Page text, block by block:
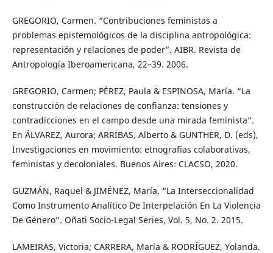
GREGORIO, Carmen. “Contribuciones feministas a
problemas epistemológicos de la disciplina antropológica:
representación y relaciones de poder”. AIBR. Revista de
Antropología Iberoamericana, 22–39. 2006.
GREGORIO, Carmen; PÉREZ, Paula & ESPINOSA, María. “La
construcción de relaciones de confianza: tensiones y
contradicciones en el campo desde una mirada feminista”.
En ÁLVAREZ, Aurora; ARRIBAS, Alberto & GUNTHER, D. (eds),
Investigaciones en movimiento: etnografías colaborativas,
feministas y decoloniales. Buenos Aires: CLACSO, 2020.
GUZMÁN, Raquel & JIMÉNEZ, María. “La Interseccionalidad
Como Instrumento Analítico De Interpelación En La Violencia
De Género”. Oñati Socio-Legal Series, Vol. 5, No. 2. 2015.
LAMEIRAS, Victoria; CARRERA, María & RODRÍGUEZ, Yolanda.